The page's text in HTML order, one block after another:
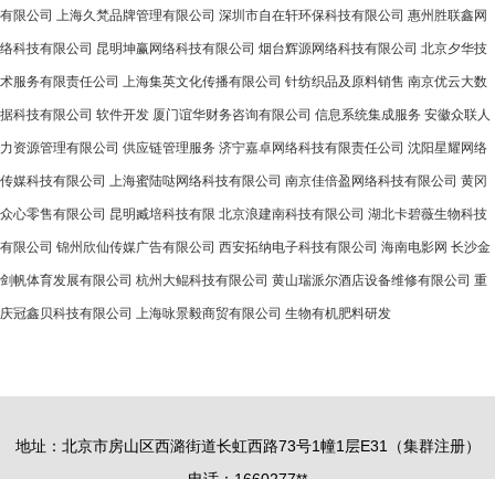
有限公司 上海久梵品牌管理有限公司 深圳市自在轩环保科技有限公司 惠州胜联鑫网
络科技有限公司 昆明坤赢网络科技有限公司 烟台辉源网络科技有限公司 北京夕华技
术服务有限责任公司 上海集英文化传播有限公司 针纺织品及原料销售 南京优云大数
据科技有限公司 软件开发 厦门谊华财务咨询有限公司 信息系统集成服务 安徽众联人
力资源管理有限公司 供应链管理服务 济宁嘉卓网络科技有限责任公司 沈阳星耀网络
传媒科技有限公司 上海蜜陆哒网络科技有限公司 南京佳倍盈网络科技有限公司 黄冈
众心零售有限公司 昆明臧培科技有限 北京浪建南科技有限公司 湖北卡碧薇生物科技
有限公司 锦州欣仙传媒广告有限公司 西安拓纳电子科技有限公司 海南电影网 长沙金
剑帆体育发展有限公司 杭州大鲲科技有限公司 黄山瑞派尔酒店设备维修有限公司 重
庆冠鑫贝科技有限公司 上海咏景毅商贸有限公司 生物有机肥料研发
地址：北京市房山区西潞街道长虹西路73号1幢1层E31（集群注册）